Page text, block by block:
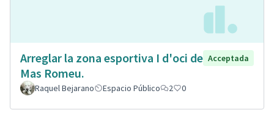
Arreglar la zona esportiva I d'oci de
Mas Romeu.
Acceptada
Raquel Bejarano Espacio Público 2 0